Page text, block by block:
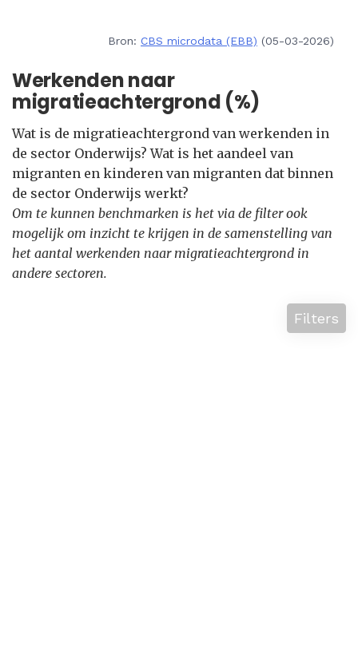
Bron: CBS microdata (EBB) (05-03-2026)
Werkenden naar
migratieachtergrond (%)
Wat is de migratieachtergrond van werkenden in
de sector Onderwijs? Wat is het aandeel van
migranten en kinderen van migranten dat binnen
de sector Onderwijs werkt?
Om te kunnen benchmarken is het via de filter ook
mogelijk om inzicht te krijgen in de samenstelling van
het aantal werkenden naar migratieachtergrond in
andere sectoren.
Filters